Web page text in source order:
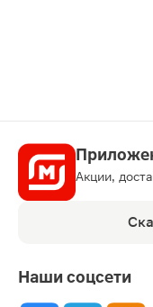
Акции,
Наши соцсети